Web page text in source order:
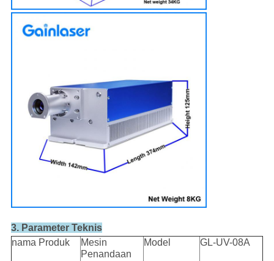
3. Parameter Teknis
nama Produk
Mesin
Penandaan
Model GL-UV-08A